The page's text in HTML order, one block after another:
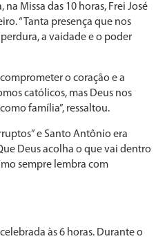
Missa das 10 horas, Frei José
“Tanta presença que nos
a vaidade e o poder
o coração e a
católicos, mas Deus nos
família”, ressaltou.
e Santo Antônio era
Deus acolha o que vai dentro
sempre lembra com
às 6 horas. Durante o